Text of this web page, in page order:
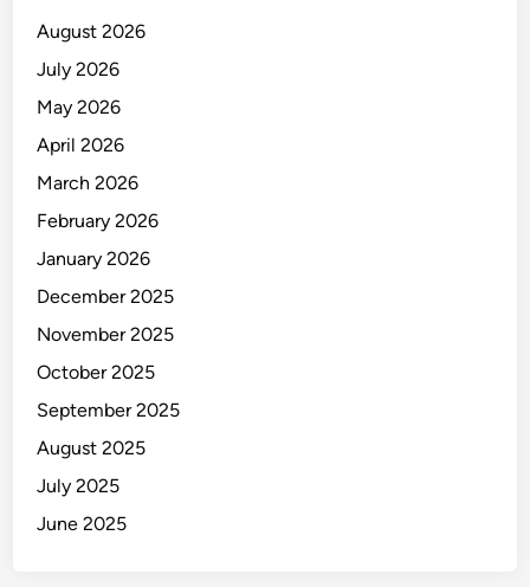
August 2026
July 2026
May 2026
April 2026
March 2026
February 2026
January 2026
December 2025
November 2025
October 2025
September 2025
August 2025
July 2025
June 2025